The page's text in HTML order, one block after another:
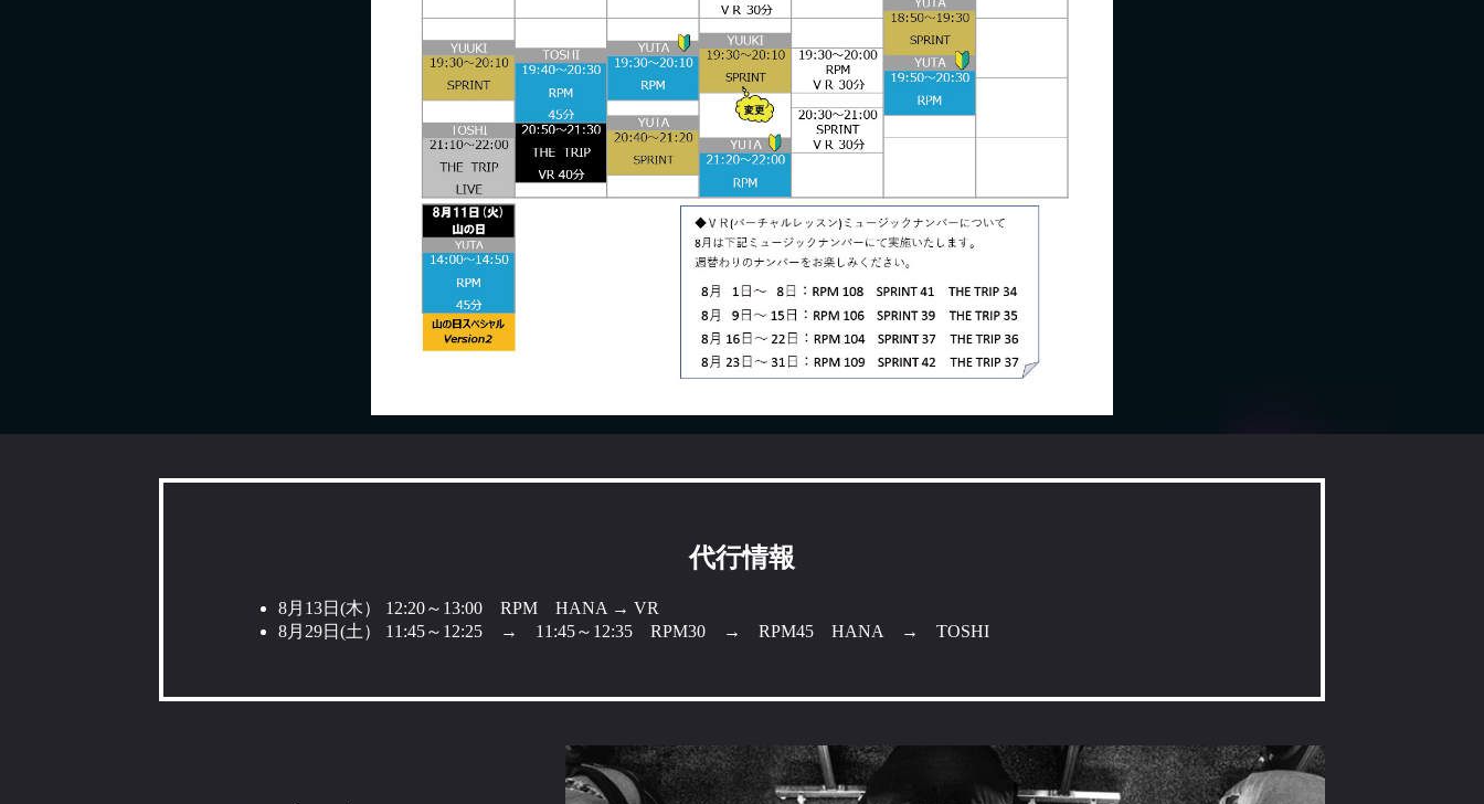
代行情報
8月13日(木） 12:20～13:00 RPM HANA → VR
8月29日(土） 11:45～12:25 → 11:45～12:35 RPM30 → RPM45 HANA → TOSHI